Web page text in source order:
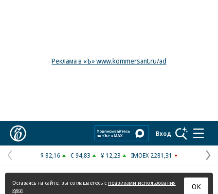
Реклама в «Ъ» www.kommersant.ru/ad
Вход
Предыдущая
страница
$ 82,16 € 94,83 ¥ 12,23 IMOEX 2281,31
Оставаясь на сайте, вы соглашаетесь с правилами использования
куки
ОК